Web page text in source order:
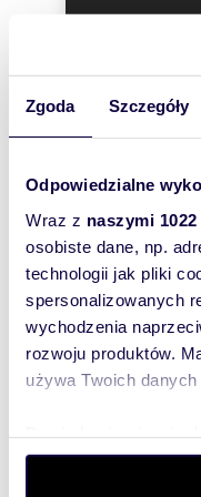
Zgoda Szczegóły
Odpowiedzialne
Wraz z naszymi
osobiste dane, np.
technologii jak pliki
spersonalizowanych
wychodzenia
rozwoju produktów.
używa Twoich
dane są
.
kominek, toaleta
klatka
brak skosów!
dodatkowe atuty:
bezczynszowe
pomieszczenie
funkcyjnym i
Atrakcyjna i
dobra
oraz Mikołowa,
teren ogrodzony,